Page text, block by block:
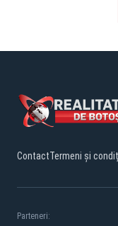
ContactTermeni și
Parteneri: